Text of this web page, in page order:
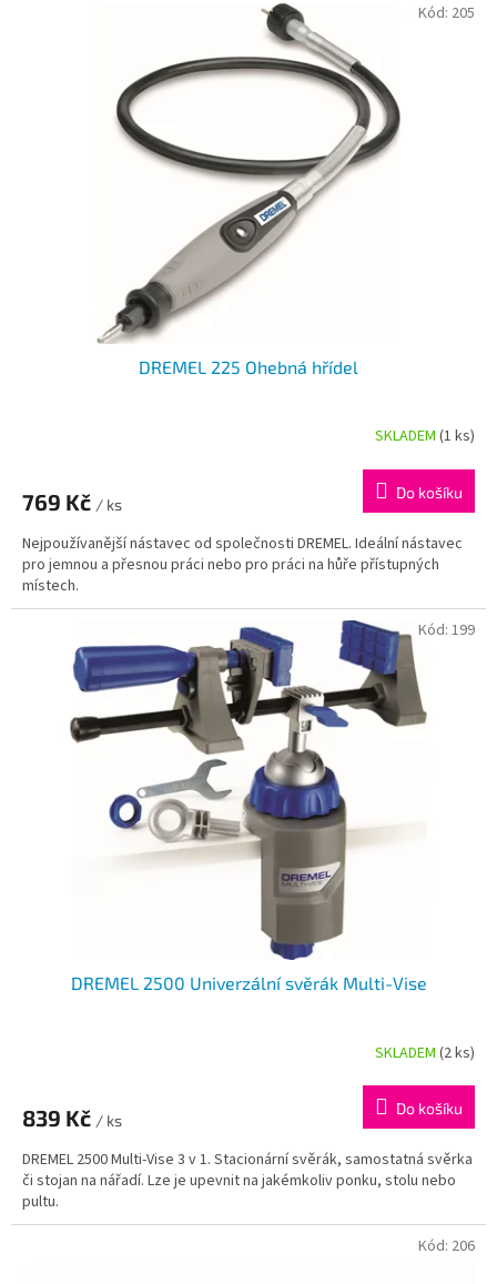
DREMEL 225 Ohebná hřídel
je
z
5
hvězdiček.
SKLADEM(1 ks)
769 Kč / ks
Do košíku
Nejpoužívanější nástavec od společnosti DREMEL. Ideální nástavec
pro jemnou a přesnou práci nebo pro práci na hůře přístupných
místech.
Kód: 205
DREMEL 2500 Univerzální svěrák Multi-Vise
je
z
5
hvězdiček.
SKLADEM(2 ks)
839 Kč / ks
Do košíku
DREMEL 2500 Multi-Vise 3 v 1. Stacionární svěrák, samostatná svěrka
či stojan na nářadí. Lze je upevnit na jakémkoliv ponku, stolu nebo
pultu.
Kód: 199
Kód: 206